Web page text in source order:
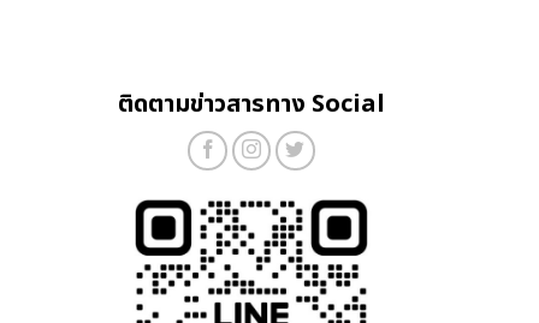
ติดตามข่าวสารทาง Social